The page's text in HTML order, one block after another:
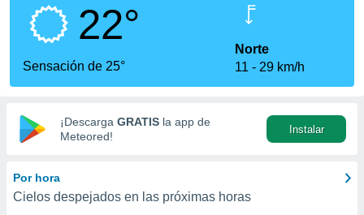
calidad.
a este
las
y
digital
basada
22°
Sensación de 25°
Norte
11
29 km/h
¡Descarga GRATIS la app de
Meteored!
Instalar
Por hora
Cielos despejados en las próximas horas